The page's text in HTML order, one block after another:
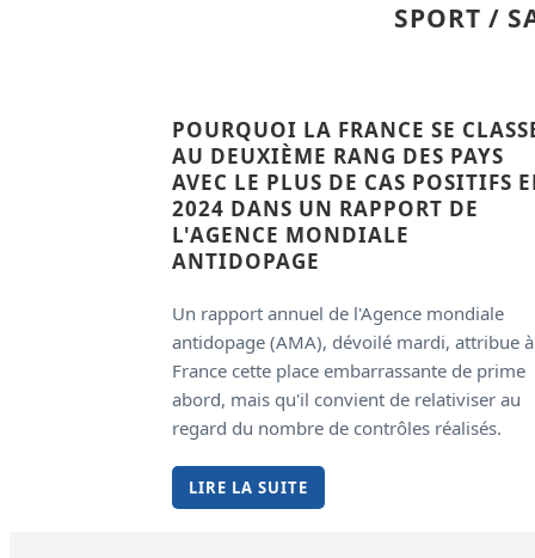
SPORT /
POURQUOI LA FRANCE SE
AU DEUXIÈME RANG DES PAYS
AVEC LE PLUS DE CAS POSITIFS
2024 DANS UN RAPPORT DE
L'AGENCE MONDIALE
ANTIDOPAGE
Un rapport annuel de l'Agence mondiale
antidopage (AMA), dévoilé mardi, attribue
France cette place embarrassante de prime
abord, mais qu'il convient de relativiser au
regard du nombre de contrôles réalisés.
LIRE LA SUITE